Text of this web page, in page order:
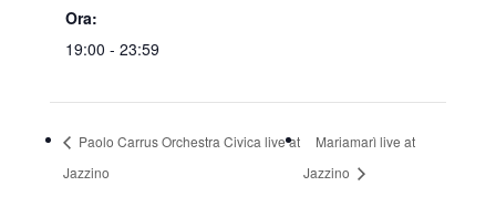
Ora:
19:00 - 23:59
Paolo Carrus Orchestra Civica live at
Jazzino
Mariamarì live at
Jazzino